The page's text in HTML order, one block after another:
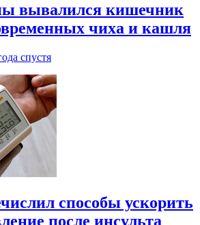
вывалился кишечник
чиха и кашля
спустя
способы ускорить
после инсульта